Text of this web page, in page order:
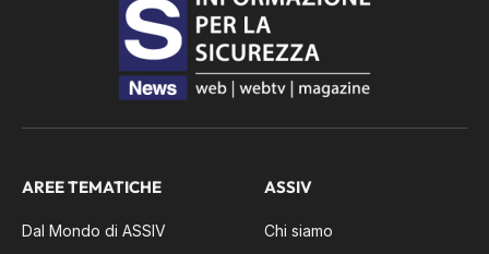
AREE TEMATICHE
Dal Mondo di ASSIV
ASSIV
Chi siamo